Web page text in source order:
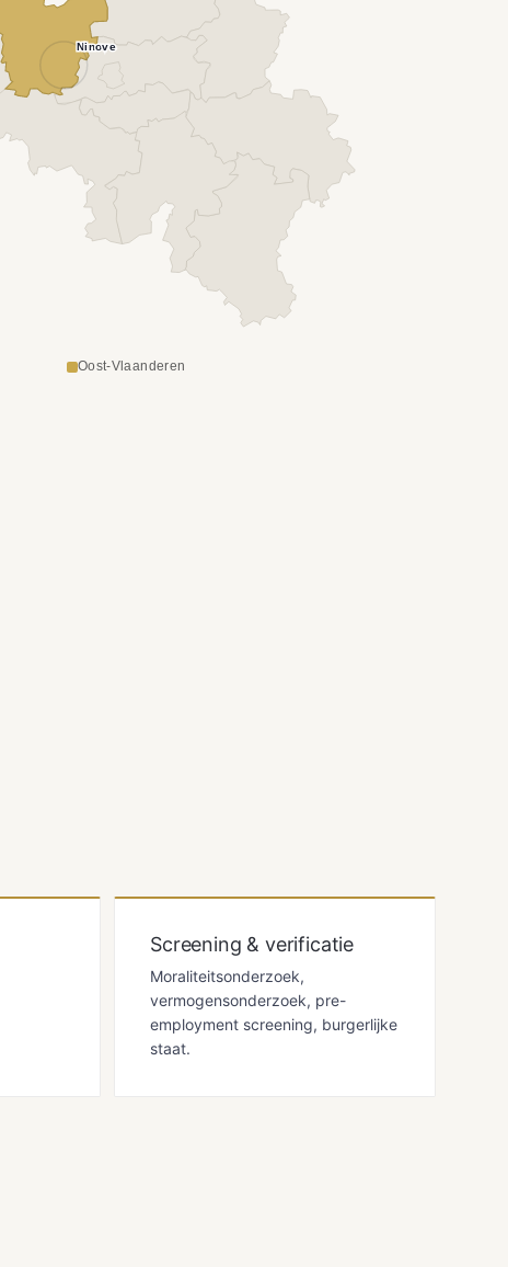
Ninove
Oost-Vlaanderen
Screening & verificatie
Moraliteitsonderzoek,
vermogensonderzoek, pre-
employment screening, burgerlijke
staat.